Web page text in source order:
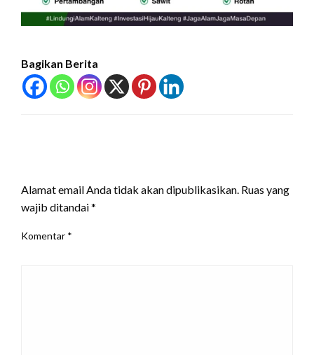
Bagikan Berita
Alamat email Anda tidak akan dipublikasikan. Ruas yang
wajib ditandai*
Komentar *